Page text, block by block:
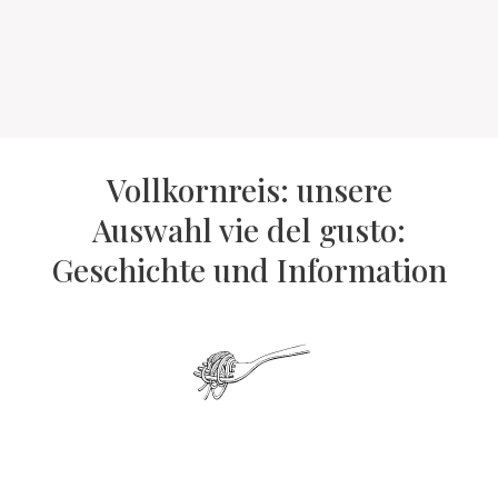
Vollkornreis: unsere
Auswahl vie del gusto:
Geschichte und Information